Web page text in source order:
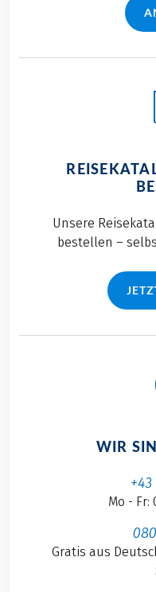
Unsere
bestellen –
WIR
Mo - Fr:
Gratis aus